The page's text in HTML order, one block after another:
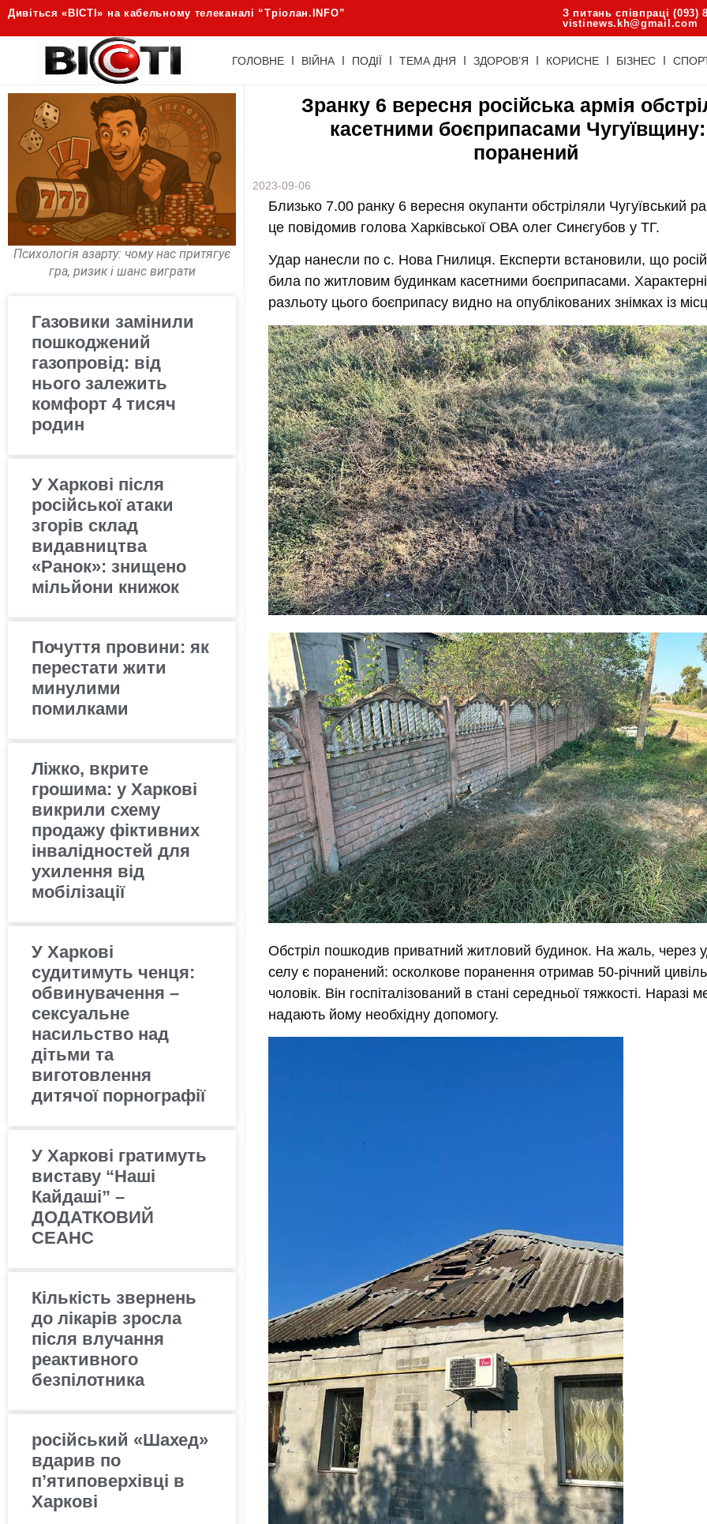
Дивіться «ВІСТІ» на кабельному телеканалі “Трiолан.INFO”
З питань співпраці (093)
vistinews.kh@gmail.com
ГОЛОВНЕ ВІЙНА ПОДІЇ ТЕМА ДНЯ ЗДОРОВ’Я КОРИСНЕ БІЗНЕС
Психологія азарту: чому нас притягує
гра, ризик і шанс виграти
Газовики замінили
пошкоджений
газопровід: від
нього залежить
комфорт 4 тисяч
родин
У Харкові після
російської атаки
згорів склад
видавництва
«Ранок»: знищено
мільйони книжок
Почуття провини: як
перестати жити
минулими
помилками
Ліжко, вкрите
грошима: у Харкові
викрили схему
продажу фіктивних
інвалідностей для
ухилення від
мобілізації
У Харкові
судитимуть ченця:
обвинувачення –
сексуальне
насильство над
дітьми та
виготовлення
дитячої порнографії
У Харкові гратимуть
виставу “Наші
Кайдаші” –
ДОДАТКОВИЙ
СЕАНС
Кількість звернень
до лікарів зросла
після влучання
реактивного
безпілотника
російський «Шахед»
вдарив по
п’ятиповерхівці в
Харкові
Зранку 6 вересня російська армія
касетними боєприпасами
поранений
2023-09-06
Близько 7.00 ранку 6 вересня окупанти обстріляли Чугуївський
це повідомив голова Харківської ОВА олег Синєгубов у ТГ.
Удар нанесли по с. Нова Гнилиця. Експерти встановили, що
била по житловим будинкам касетними боєприпасами. Характерні
разльоту цього боєприпасу видно на опублікованих знімках із
Обстріл пошкодив приватний житловий будинок. На жаль, через
селу є поранений: осколкове поранення отримав 50-річний
чоловік. Він госпіталізований в стані середньої тяжкості. Наразі
надають йому необхідну допомогу.